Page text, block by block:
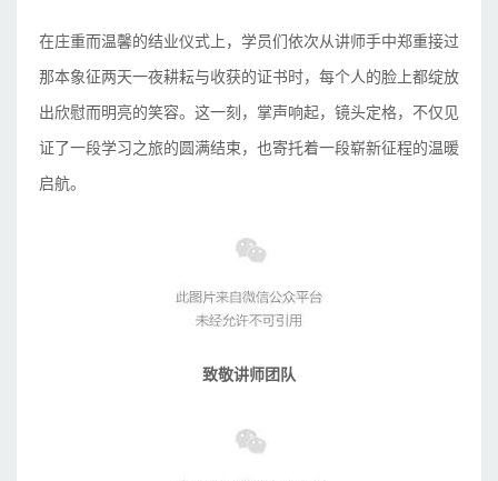
在庄重而温馨的结业仪式上，学员们依次从讲师手中郑重接过
那本象征两天一夜耕耘与收获的证书时，每个人的脸上都绽放
出欣慰而明亮的笑容。这一刻，掌声响起，镜头定格，不仅见
证了一段学习之旅的圆满结束，也寄托着一段崭新征程的温暖
启航。
致敬讲师团队